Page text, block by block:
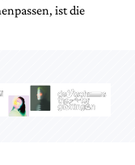
ist die